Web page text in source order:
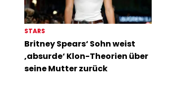
STARS
Britney Spears‘ Sohn weist
‚absurde‘ Klon-Theorien über
seine Mutter zurück